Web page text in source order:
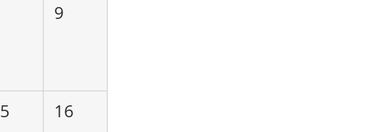
9
16